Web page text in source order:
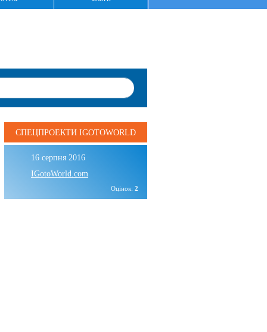
СПЕЦПРОЕКТИ IGOTOWORLD
16 серпня 2016
IGotoWorld.com
Оцінок: 2